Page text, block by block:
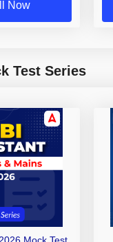
Now
Test Series